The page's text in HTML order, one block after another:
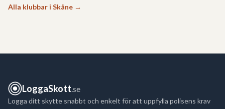
Alla klubbar i Skåne →
LoggaSkott.se
Logga ditt skytte snabbt och enkelt för att uppfylla polisens krav